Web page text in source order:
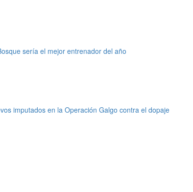
sería el mejor entrenador del año
imputados en la Operación Galgo contra el dopaje